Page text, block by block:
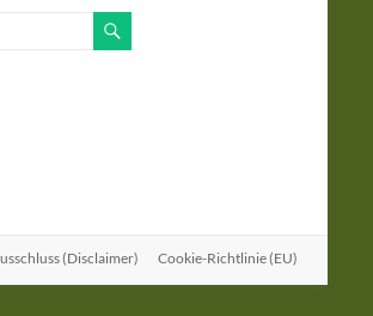
(Disclaimer) Cookie-Richtlinie (EU)